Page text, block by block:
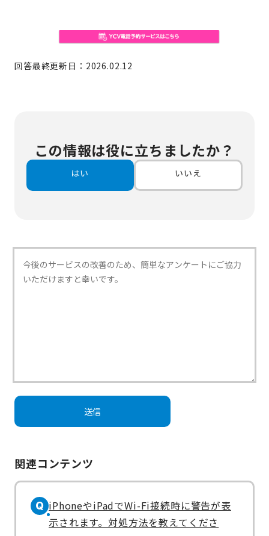
回答最終更新日：2026.02.12
この情報は役に立ちましたか？
はい いいえ
関連コンテンツ
Q iPhoneやiPadでWi-Fi接続時に警告が表
示されます。対処方法を教えてくださ